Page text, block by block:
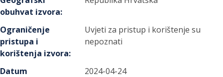
obuhvat izvora:
Ograničenje
pristupa i
korištenja izvora:
Uvjeti za pristup i korištenje su
nepoznati
Datum
2024-04-24